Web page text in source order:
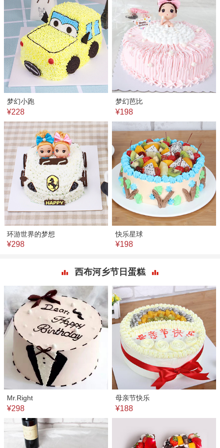
梦幻小跑
¥228
梦幻芭比
¥198
环游世界的梦想
¥298
快乐星球
¥198
西布河乡节日蛋糕
Mr.Right
¥298
母亲节快乐
¥188